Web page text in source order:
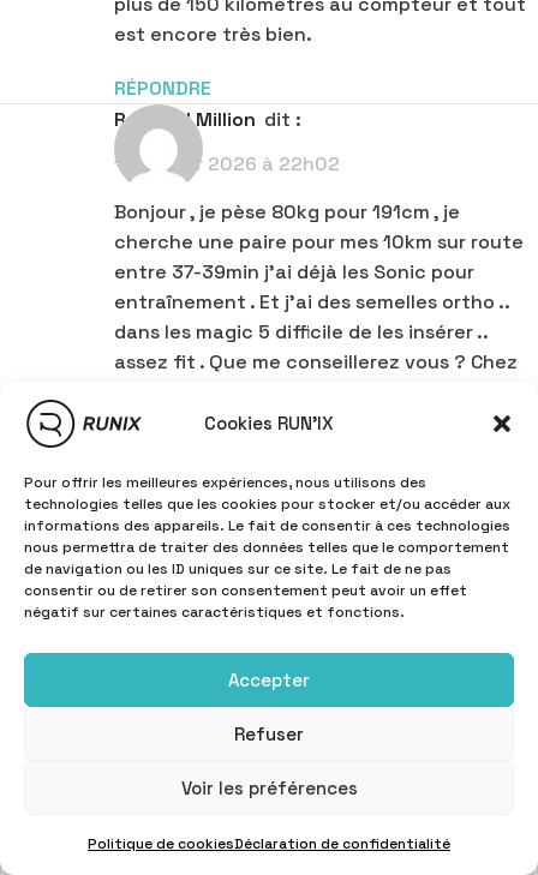
Cookies RUN'IX
Pour offrir les meilleures expériences, nous utilisons des
technologies telles que les cookies pour stocker et/ou accéder aux
informations des appareils. Le fait de consentir à ces technologies
nous permettra de traiter des données telles que le comportement
de navigation ou les ID uniques sur ce site. Le fait de ne pas
consentir ou de retirer son consentement peut avoir un effet
négatif sur certaines caractéristiques et fonctions.
Accepter
Refuser
Voir les préférences
Politique de cookiesDéclaration de confidentialité
est encore très bien.
RÉPONDRE
Raphael Million dit :
15 février 2026 à 22h02
Bonjour , je pèse 80kg pour 191cm , je
cherche une paire pour mes 10km sur route
entre 37-39min j’ai déjà les Sonic pour
entraînement . Et j’ai des semelles ortho ..
dans les magic 5 difficile de les insérer ..
assez fit . Que me conseillerez vous ? Chez
enfin de vie .
RÉPONDRE
Laisser un commentaire
Votre adresse e-mail ne sera pas publiée.
obligatoires sont indiqués avec*
Commentaire*